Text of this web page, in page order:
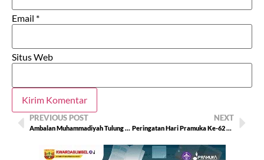
Email *
Situs Web
PREVIOUS POST
Ambalan Muhammadiyah Tulung Selapan Gelar PTA
NEXT
Peringatan Hari Pramuka Ke-62 Tahun 2023, Kwarcab OKU Gelar Rapat Persiapan